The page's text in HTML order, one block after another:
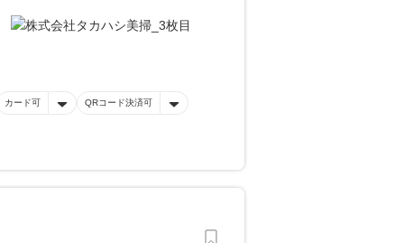
カード可 QRコード決済可